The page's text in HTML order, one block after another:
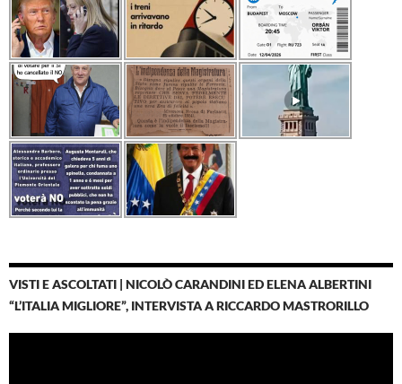
VISTI E ASCOLTATI | NICOLÒ CARANDINI ED ELENA ALBERTINI
“L’ITALIA MIGLIORE”, INTERVISTA A RICCARDO MASTRORILLO